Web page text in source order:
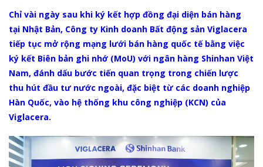
Chỉ vài ngày sau khi ký kết hợp đồng đại diện bán hàng
tại Nhật Bản, Công ty Kinh doanh Bất động sản Viglacera
tiếp tục mở rộng mạng lưới bán hàng quốc tế bằng việc
ký kết Biên bản ghi nhớ (MoU) với ngân hàng Shinhan Việt
Nam, đánh dấu bước tiến quan trọng trong chiến lược
thu hút đầu tư nước ngoài, đặc biệt từ các doanh nghiệp
Hàn Quốc, vào hệ thống khu công nghiệp (KCN) của
Viglacera.